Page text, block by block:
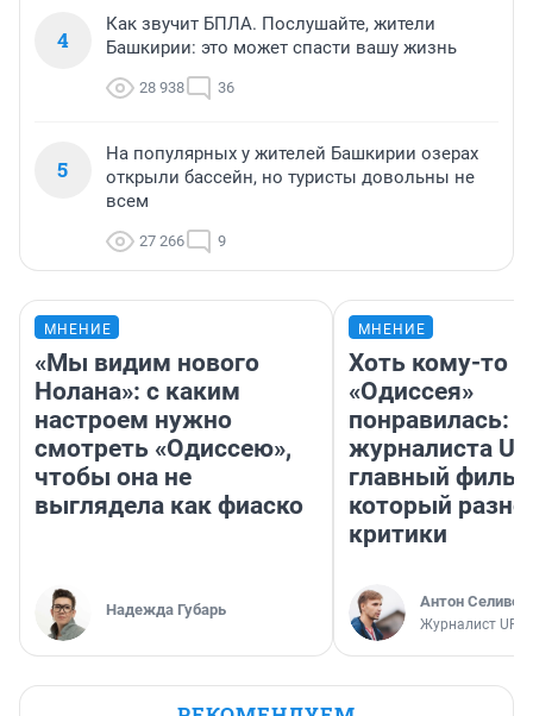
4
Как звучит БПЛА. Послушайте, жители
Башкирии: это может спасти вашу жизнь
28 938 36
5
На популярных у жителей Башкирии озерах
открыли бассейн, но туристы довольны не
всем
27 266 9
МНЕНИЕ
«Мы видим нового
Нолана»: с каким
настроем нужно
смотреть «Одиссею»,
чтобы она не
выглядела как фиаско
Надежда Губарь
МНЕНИЕ
Хоть кому-то
«Одиссея»
понравилась:
журналиста
главный
который
критики
Антон
Журналист